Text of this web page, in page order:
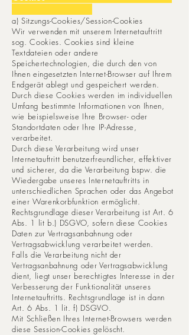
a) Sitzungs-Cookies/Session-Cookies
Wir verwenden mit unserem Internetauftritt
sog. Cookies. Cookies sind kleine
Textdateien oder andere
Speichertechnologien, die durch den von
Ihnen eingesetzten Internet-Browser auf Ihrem
Endgerät ablegt und gespeichert werden.
Durch diese Cookies werden im individuellen
Umfang bestimmte Informationen von Ihnen,
wie beispielsweise Ihre Browser- oder
Standortdaten oder Ihre IP-Adresse,
verarbeitet.
Durch diese Verarbeitung wird unser
Internetauftritt benutzerfreundlicher, effektiver
und sicherer, da die Verarbeitung bspw. die
Wiedergabe unseres Internetauftritts in
unterschiedlichen Sprachen oder das Angebot
einer Warenkorbfunktion ermöglicht.
Rechtsgrundlage dieser Verarbeitung ist Art. 6
Abs. 1 lit b.) DSGVO, sofern diese Cookies
Daten zur Vertragsanbahnung oder
Vertragsabwicklung verarbeitet werden.
Falls die Verarbeitung nicht der
Vertragsanbahnung oder Vertragsabwicklung
dient, liegt unser berechtigtes Interesse in der
Verbesserung der Funktionalität unseres
Internetauftritts. Rechtsgrundlage ist in dann
Art. 6 Abs. 1 lit. f) DSGVO.
Mit Schließen Ihres Internet-Browsers werden
diese Session-Cookies gelöscht.